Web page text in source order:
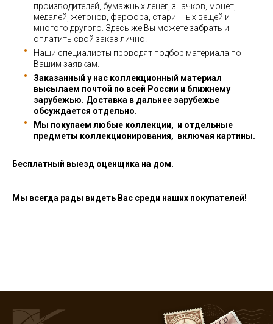
производителей, бумажных денег, значков, монет,
медалей, жетонов, фарфора, старинных вещей и
многого другого. Здесь же Вы можете забрать и
оплатить свой заказ лично.
Наши специалисты проводят подбор материала по
Вашим заявкам.
Заказанный у нас коллекционный материал
высылаем почтой по всей России и ближнему
зарубежью. Доставка в дальнее зарубежье
обсуждается отдельно.
Мы покупаем любые коллекции, и отдельные
предметы коллекционирования, включая картины.
Бесплатный выезд оценщика на дом.
Мы всегда рады видеть Вас среди наших покупателей!